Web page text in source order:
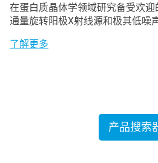
在蛋白质晶体学领域研究备受欢
通量旋转阳极X射线源和极其低噪
了解更多
产品搜索